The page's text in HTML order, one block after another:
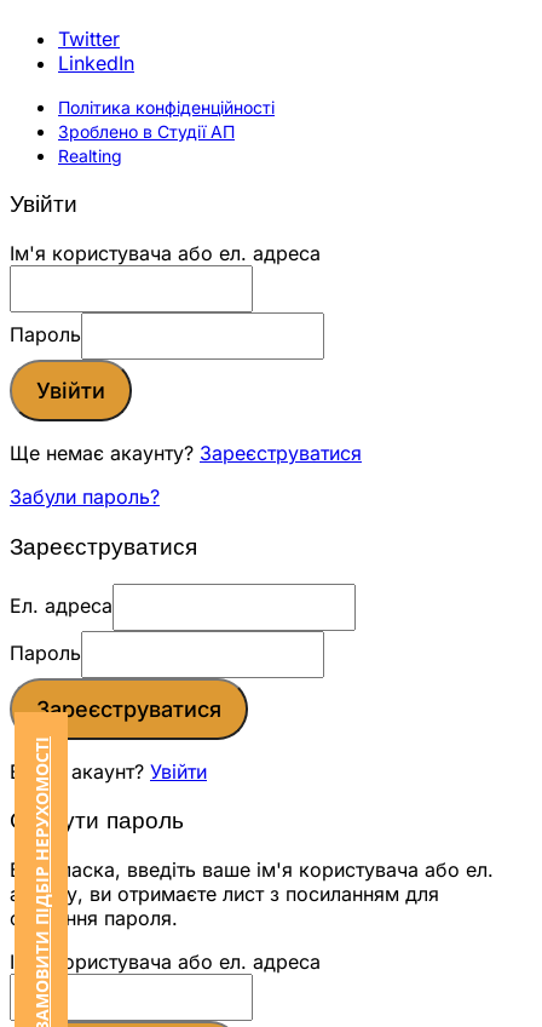
Twitter
LinkedIn
Політика конфіденційності
Зроблено в Студії АП
Realting
ЗАМОВИТИ ПІДБІР НЕРУХОМОСТІ
Увійти
Ім'я користувача або ел. адреса
Пароль
Увійти
Ще немає акаунту? Зареєструватися
Забули пароль?
Зареєструватися
Ел. адреса
Пароль
Зареєструватися
Вже є акаунт? Увійти
Скинути пароль
Будь ласка, введіть ваше ім'я користувача або ел.
адресу, ви отримаєте лист з посиланням для
скидання пароля.
Ім'я користувача або ел. адреса